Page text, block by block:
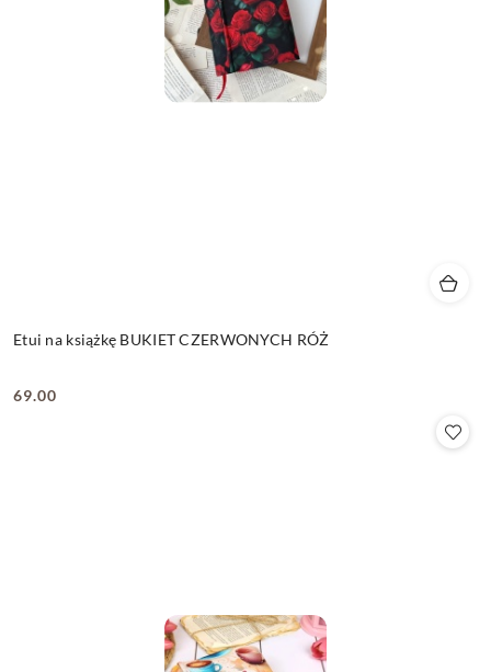
Etui na książkę BUKIET CZERWONYCH RÓŻ
Cena:
69.00